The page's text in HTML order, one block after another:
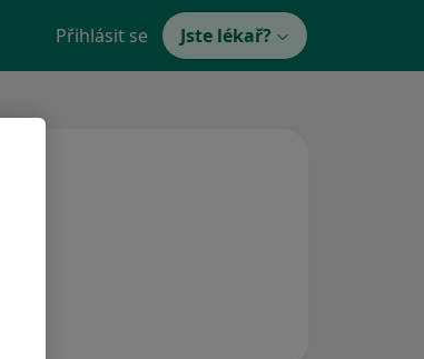
Přihlásit se Jste lékař?